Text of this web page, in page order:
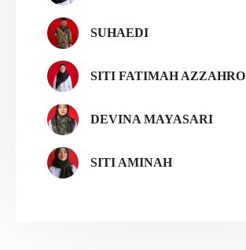
SUHAEDI
SITI FATIMAH AZZAHRO
DEVINA MAYASARI
SITI AMINAH